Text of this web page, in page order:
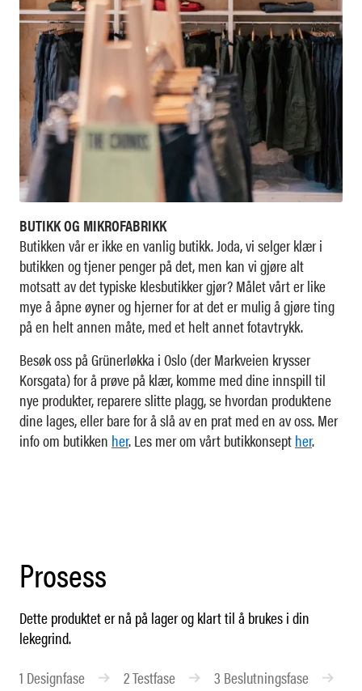
BUTIKK OG MIKROFABRIKK
Butikken vår er ikke en vanlig butikk. Joda, vi selger klær i
butikken og tjener penger på det, men kan vi gjøre alt
motsatt av det typiske klesbutikker gjør? Målet vårt er like
mye å åpne øyner og hjerner for at det er mulig å gjøre ting
på en helt annen måte, med et helt annet fotavtrykk.
Besøk oss på Grünerløkka i Oslo (der Markveien krysser
Korsgata) for å prøve på klær, komme med dine innspill til
nye produkter, reparere slitte plagg, se hvordan produktene
dine lages, eller bare for å slå av en prat med en av oss. Mer
info om butikken her. Les mer om vårt butikkonsepther.
Prosess
Dette produktet er nå på lager og klart til å brukes i din
lekegrind.
1 Designfase 2Testfase 3 Beslutningsfase